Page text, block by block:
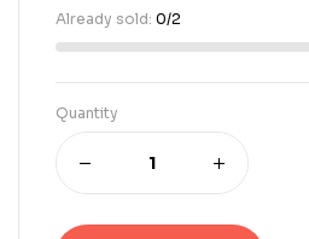
Already sold: 0/2
Quantity